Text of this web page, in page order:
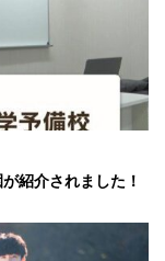
紹介されました！